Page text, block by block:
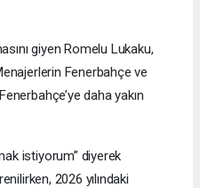
giyen Romelu Lukaku,
Fenerbahçe ve
daha yakın
istiyorum” diyerek
2026 yılındaki